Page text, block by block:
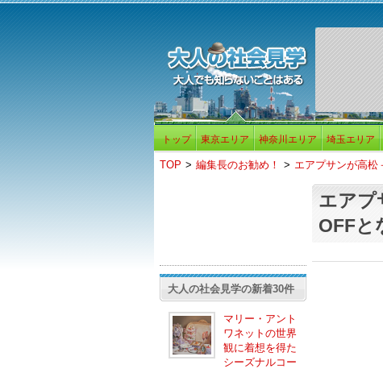
トップ 東京エリア 神奈川エリア 埼玉エリア
TOP > 編集長のお勧め！ > エアプサンが高松
大人の社会見学の新着30件
マリー・アント
ワネットの世界
観に着想を得た
シーズナルコー
エアプ
OFFと